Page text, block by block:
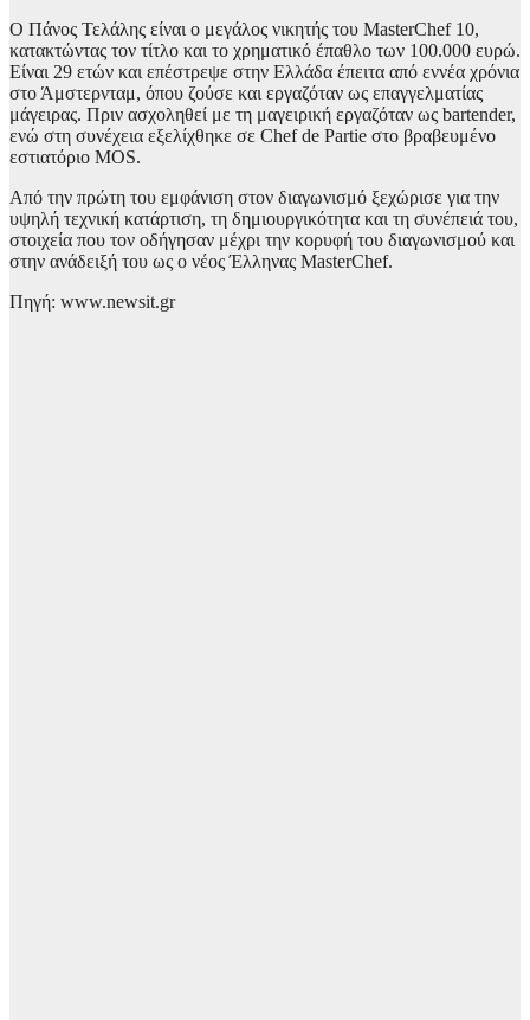
Ο Πάνος Τελάλης είναι ο μεγάλος νικητής του MasterChef 10,
κατακτώντας τον τίτλο και το χρηματικό έπαθλο των 100.000 ευρώ.
Είναι 29 ετών και επέστρεψε στην Ελλάδα έπειτα από εννέα χρόνια
στο Άμστερνταμ, όπου ζούσε και εργαζόταν ως επαγγελματίας
μάγειρας. Πριν ασχοληθεί με τη μαγειρική εργαζόταν ως bartender,
ενώ στη συνέχεια εξελίχθηκε σε Chef de Partie στο βραβευμένο
εστιατόριο MOS.
Από την πρώτη του εμφάνιση στον διαγωνισμό ξεχώρισε για την
υψηλή τεχνική κατάρτιση, τη δημιουργικότητα και τη συνέπειά του,
στοιχεία που τον οδήγησαν μέχρι την κορυφή του διαγωνισμού και
στην ανάδειξή του ως ο νέος Έλληνας MasterChef.
Πηγή: www.newsit.gr